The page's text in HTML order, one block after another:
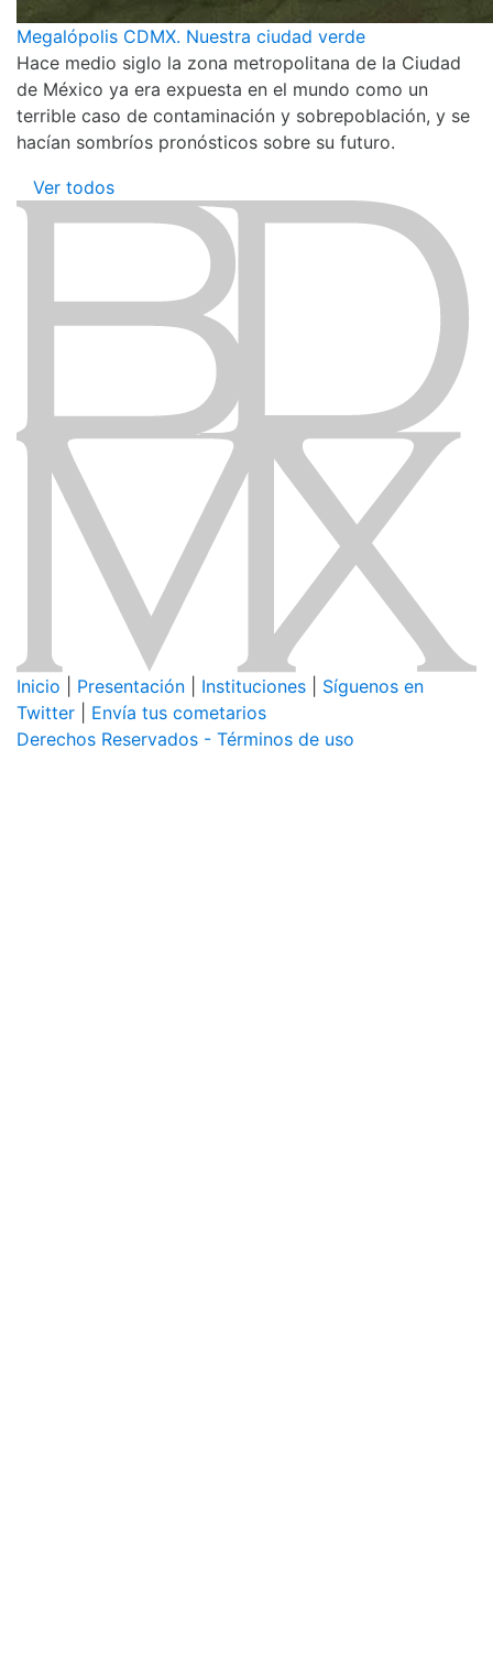
Megalópolis CDMX. Nuestra ciudad verde
Hace medio siglo la zona metropolitana de la Ciudad
de México ya era expuesta en el mundo como un
terrible caso de contaminación y sobrepoblación, y se
hacían sombríos pronósticos sobre su futuro.
Ver todos
Inicio Presentación Instituciones
Síguenos en
Twitter
Envía tus cometarios
Derechos Reservados - Términos de uso